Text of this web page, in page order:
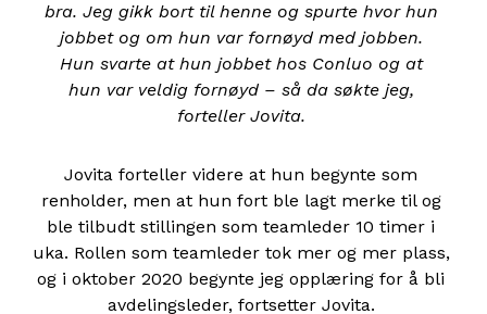
bra. Jeg gikk bort til henne og spurte hvor hun
jobbet og om hun var fornøyd med jobben.
Hun svarte at hun jobbet hos Conluo og at
hun var veldig fornøyd – så da søkte jeg,
forteller Jovita.
Jovita forteller videre at hun begynte som
renholder, men at hun fort ble lagt merke til og
ble tilbudt stillingen som teamleder 10 timer i
uka. Rollen som teamleder tok mer og mer plass,
og i oktober 2020 begynte jeg opplæring for å bli
avdelingsleder, fortsetter Jovita.